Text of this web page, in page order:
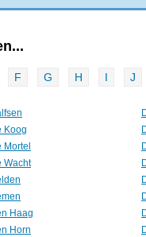
F G H I J
Koog
Mortel
Wacht
Haag
Horn